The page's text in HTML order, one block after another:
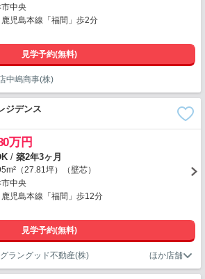
中央
鹿児島本線「福間」歩2分
見学予約(無料)
中嶋商事(株)
ジデンス
万円
/ 築2年3ヶ月
（27.81坪）（壁芯）
中央
鹿児島本線「福間」歩12分
見学予約(無料)
ラングッド不動産(株)